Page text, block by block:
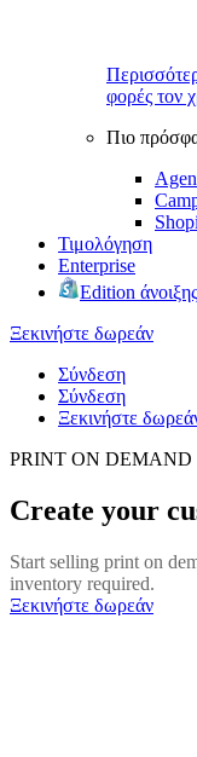
φορές τον
Πιο
Τιμολόγηση
Enterprise
Edition
Ξεκινήστε δωρεάν
Σύνδεση
Σύνδεση
Ξεκινήστε
PRINT ON DEMAND
Create your
Start selling print on
inventory required.
Ξεκινήστε δωρεάν